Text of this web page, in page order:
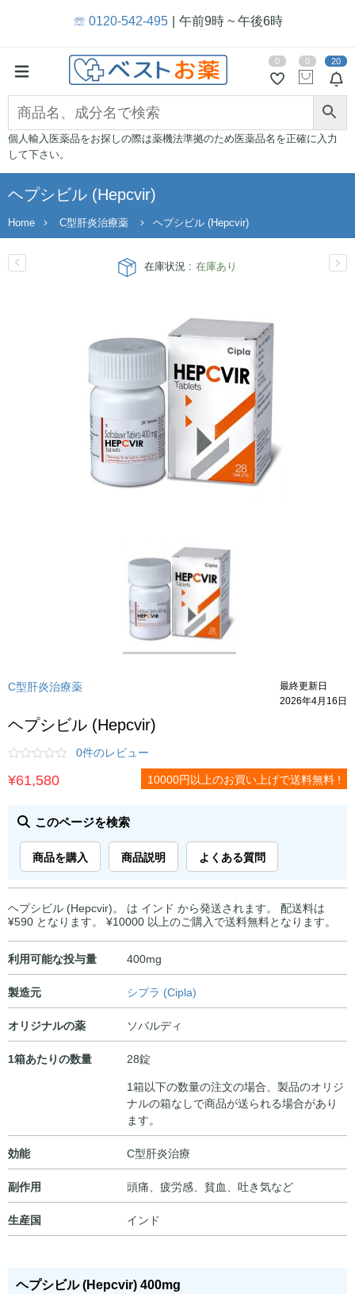
☏ 0120-542-495 午前9時 ~ 午後6時
20
0 0
個人輸入医薬品をお探しの際は薬機法準拠のため医薬品名を正確に入力
して下さい。
ヘプシビル (Hepcvir)
Home C型肝炎治療薬 ヘプシビル (Hepcvir)
在庫状況 : 在庫あり
C型肝炎治療薬
最終更新日
2026年4月16日
ヘプシビル (Hepcvir)
0件のレビュー
¥61,580 10000円以上のお買い上げで送料無料 !
このページを検索
商品を購入 商品説明 よくある質問
ヘプシビル (Hepcvir)。 は インド から発送されます。 配送料は
¥590 となります。 ¥10000 以上のご購入で送料無料となります。
利用可能な投与量 400mg
製造元 シプラ (Cipla)
オリジナルの薬 ソバルディ
1箱あたりの数量
28錠
1箱以下の数量の注文の場合、製品のオリジ
ナルの箱なしで商品が送られる場合があり
ます。
効能 C型肝炎治療
副作用 頭痛、疲労感、貧血、吐き気など
生産国 インド
ヘプシビル (Hepcvir) 400mg